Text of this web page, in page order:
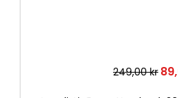
249,00 kr